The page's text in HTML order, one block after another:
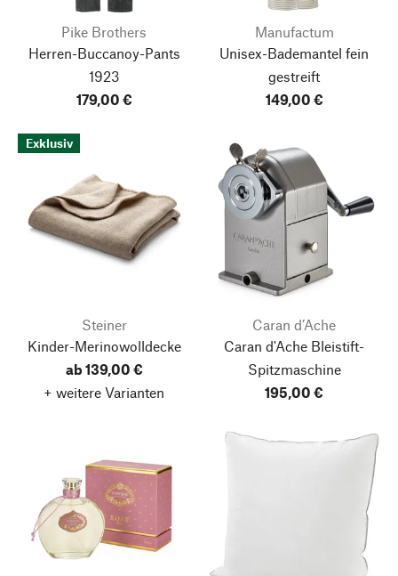
Pike Brothers
Herren-Buccanoy-Pants
1923
179,00 €
Manufactum
Unisex-Bademantel fein
gestreift
149,00 €
Exklusiv
Steiner
Kinder-Merinowolldecke
ab 139,00 €
+ weitere Varianten
Caran d’Ache
Caran d'Ache Bleistift-
Spitzmaschine
195,00 €